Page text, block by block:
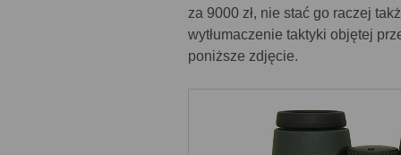
za 9000 zł, nie stać go raczej
wytłumaczenie taktyki objętej
poniższe zdjęcie.